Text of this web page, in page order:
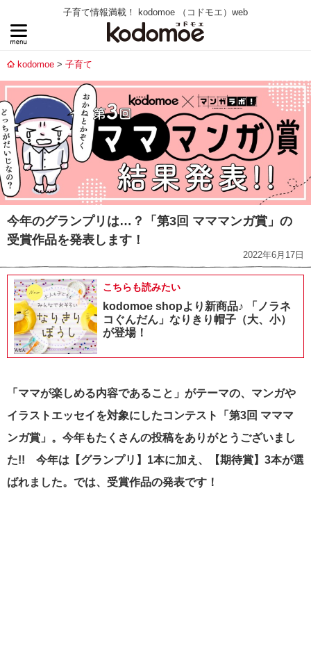
子育て情報満載！ kodomoe （コドモエ）web
kodomoe 子育て
今年のグランプリは…？「第3回 マママンガ賞」の
受賞作品を発表します！
2022年6月17日
こちらも読みたい
kodomoe shopより新商品♪ 「ノラネ
コぐんだん」なりきり帽子（大、小）
が登場！
「ママが楽しめる内容であること」がテーマの、マンガや
イラストエッセイを対象にしたコンテスト「第3回 マママ
ンガ賞」。今年もたくさんの投稿をありがとうございまし
た!! 今年は【グランプリ】1本に加え、【期待賞】3本が選
ばれました。では、受賞作品の発表です！